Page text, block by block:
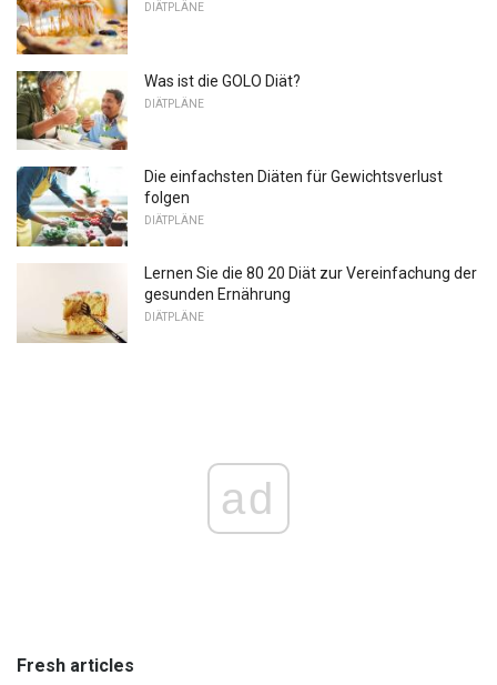
DIÄTPLÄNE
Was ist die GOLO Diät?
DIÄTPLÄNE
Die einfachsten Diäten für Gewichtsverlust
folgen
DIÄTPLÄNE
Lernen Sie die 80 20 Diät zur Vereinfachung der
gesunden Ernährung
DIÄTPLÄNE
ad
Fresh articles